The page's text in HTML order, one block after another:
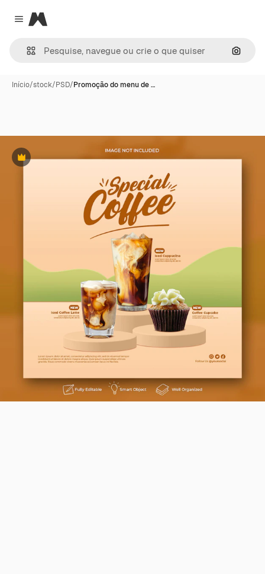
Close menu
Magnific
Início/stock/PSD/Promoção do menu de …
Premium